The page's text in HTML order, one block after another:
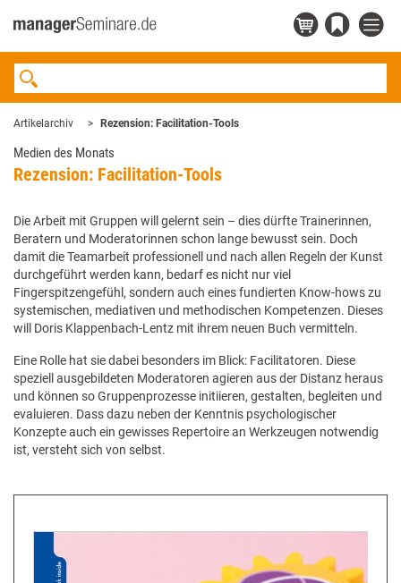
Artikelarchiv Rezension: Facilitation-Tools
Medien des Monats
Rezension: Facilitation-Tools
Die Arbeit mit Gruppen will gelernt sein – dies dürfte Trainerinnen,
Beratern und Moderatorinnen schon lange bewusst sein. Doch
damit die Teamarbeit professionell und nach allen Regeln der Kunst
durchgeführt werden kann, bedarf es nicht nur viel
Fingerspitzengefühl, sondern auch eines fundierten Know-hows zu
systemischen, mediativen und methodischen Kompetenzen. Dieses
will Doris Klappenbach-Lentz mit ihrem neuen Buch vermitteln.
Eine Rolle hat sie dabei besonders im Blick: Facilitatoren. Diese
speziell ausgebildeten Moderatoren agieren aus der Distanz heraus
und können so Gruppenprozesse initiieren, gestalten, begleiten und
evaluieren. Dass dazu neben der Kenntnis psychologischer
Konzepte auch ein gewisses Repertoire an Werkzeugen notwendig
ist, versteht sich von selbst.